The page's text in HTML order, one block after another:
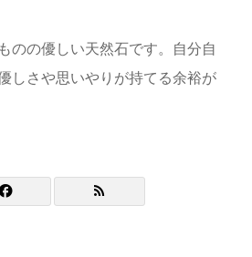
のの優しい天然石です。自分自
しさや思いやりが持てる余裕が